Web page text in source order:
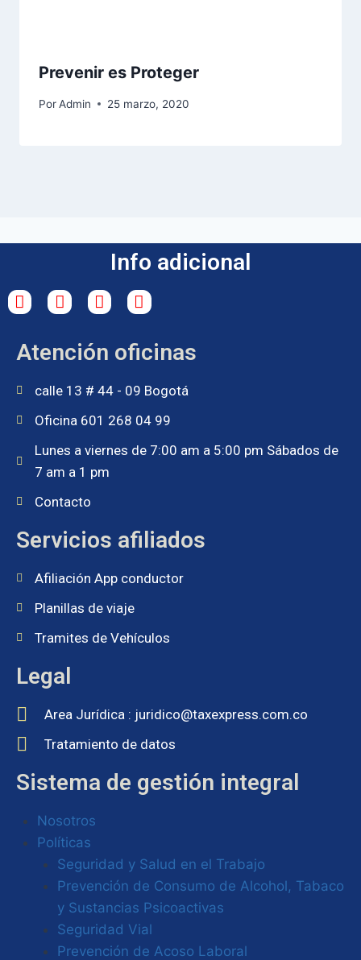
Prevenir es Proteger
PorAdmin 25 marzo, 2020
Info adicional
Atención oficinas
calle 13 # 44 - 09 Bogotá
Oficina 601 268 04 99
Lunes a viernes de 7:00 am a 5:00 pm Sábados de
7 am a 1 pm
Contacto
Servicios afiliados
Afiliación App conductor
Planillas de viaje
Tramites de Vehículos
Legal
Area Jurídica : juridico@taxexpress.com.co
Tratamiento de datos
Sistema de gestión integral
Nosotros
Políticas
Seguridad y Salud en el Trabajo
Prevención de Consumo de Alcohol, Tabaco
y Sustancias Psicoactivas
Seguridad Vial
Prevención de Acoso Laboral